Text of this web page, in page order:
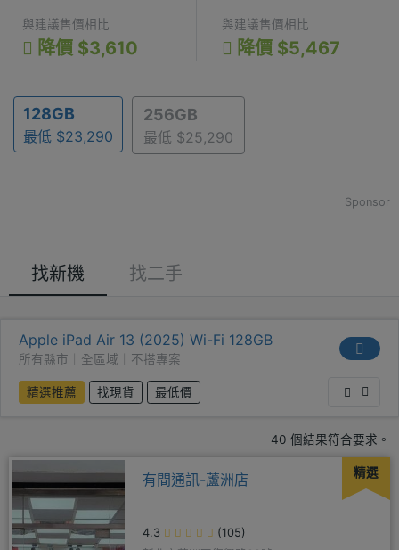
與建議售價相比
降價 $3,610
與建議售價相比
降價 $5,467
128GB
最低 $23,290
256GB
最低 $25,290
Sponsor
找新機 找二手
Apple iPad Air 13 (2025) Wi-Fi 128GB
所有縣市｜全區域｜不搭專案
精選推薦 找現貨 最低價
40 個結果符合要求。
精選
有間通訊-蘆洲店
4.3
(105)